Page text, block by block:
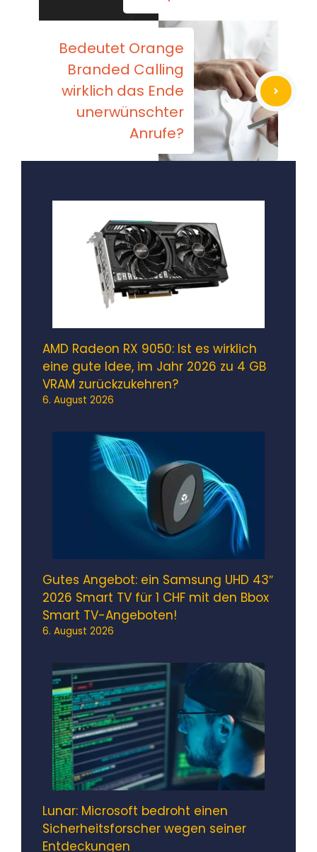
Bedeutet Orange
Branded Calling
wirklich das Ende
unerwünschter
Anrufe?
AMD Radeon RX 9050: Ist es wirklich
eine gute Idee, im Jahr 2026 zu 4 GB
VRAM zurückzukehren?
6. August 2026
Gutes Angebot: ein Samsung UHD 43″
2026 Smart TV für 1 CHF mit den Bbox
Smart TV-Angeboten!
6. August 2026
Lunar: Microsoft bedroht einen
Sicherheitsforscher wegen seiner
Entdeckungen